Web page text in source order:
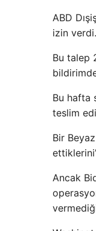
ABD
izin verdi.
Bu talep
Bu hafta
teslim
Bir
Ancak